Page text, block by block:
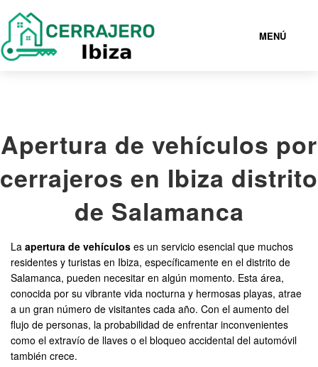
MENÚ
919933024
CERRAJEROS IBIZA BARATOS
CONTACTAR
Apertura de vehículos por
cerrajeros en Ibiza distrito
de Salamanca
La apertura de vehículos es un servicio esencial que muchos
residentes y turistas en Ibiza, específicamente en el distrito de
Salamanca, pueden necesitar en algún momento. Esta área,
conocida por su vibrante vida nocturna y hermosas playas, atrae
a un gran número de visitantes cada año. Con el aumento del
flujo de personas, la probabilidad de enfrentar inconvenientes
como el extravío de llaves o el bloqueo accidental del automóvil
también crece.